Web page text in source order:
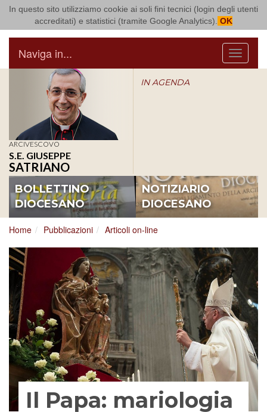
In questo sito utilizziamo cookie ai soli fini tecnici (login degli utenti
accreditati) e statistici (tramite Google Analytics). OK
Arcidiocesi di Bari Bitonto
Menu
Naviga in...
ARCIVESCOVO
S.E. GIUSEPPE
SATRIANO
IN AGENDA
BOLLETTINO
DIOCESANO
NOTIZIARIO
DIOCESANO
Home Pubblicazioni Articoli on-line
Il Papa: mariologia